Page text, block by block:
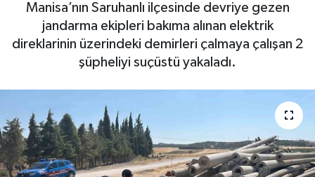
Manisa’nın Saruhanlı ilçesinde devriye gezen
jandarma ekipleri bakıma alınan elektrik
direklarinin üzerindeki demirleri çalmaya çalışan 2
şüpheliyi suçüstü yakaladı.
Son Dakika Haberleri
Haber Arşivi